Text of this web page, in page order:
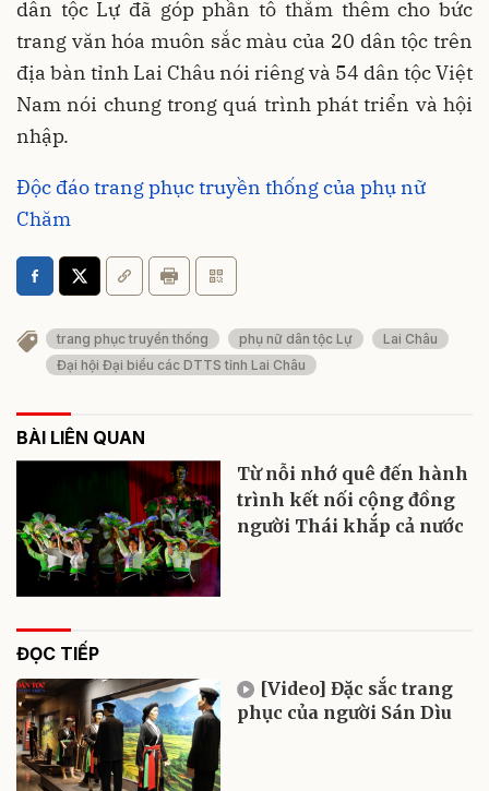
dân tộc Lự đã góp phần tô thắm thêm cho bức
trang văn hóa muôn sắc màu của 20 dân tộc trên
địa bàn tỉnh Lai Châu nói riêng và 54 dân tộc Việt
Nam nói chung trong quá trình phát triển và hội
nhập.
Độc đáo trang phục truyền thống của phụ nữ
Chăm
trang phục truyền thống phụ nữ dân tộc Lự
Lai Châu
Đại hội Đại biểu các DTTS tỉnh Lai Châu
BÀI LIÊN QUAN
Từ nỗi nhớ quê đến hành
trình kết nối cộng đồng
người Thái khắp cả nước
ĐỌC TIẾP
[Video] Đặc sắc trang
phục của người Sán Dìu